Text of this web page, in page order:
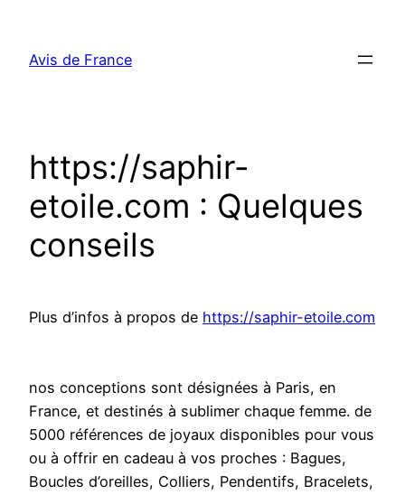
contenu
Avis de France
https://saphir-
etoile.com : Quelques
conseils
Plus d’infos à propos de https://saphir-etoile.com
nos conceptions sont désignées à Paris, en
France, et destinés à sublimer chaque femme. de
5000 références de joyaux disponibles pour vous
ou à offrir en cadeau à vos proches : Bagues,
Boucles d’oreilles, Colliers, Pendentifs, Bracelets,